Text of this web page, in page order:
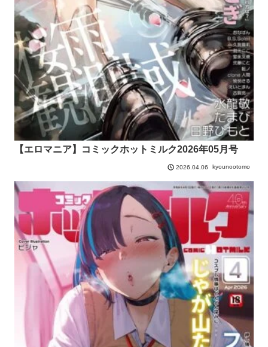
【エロマニア】コミックホットミルク2026年05月号
2026.04.06 kyounootomo